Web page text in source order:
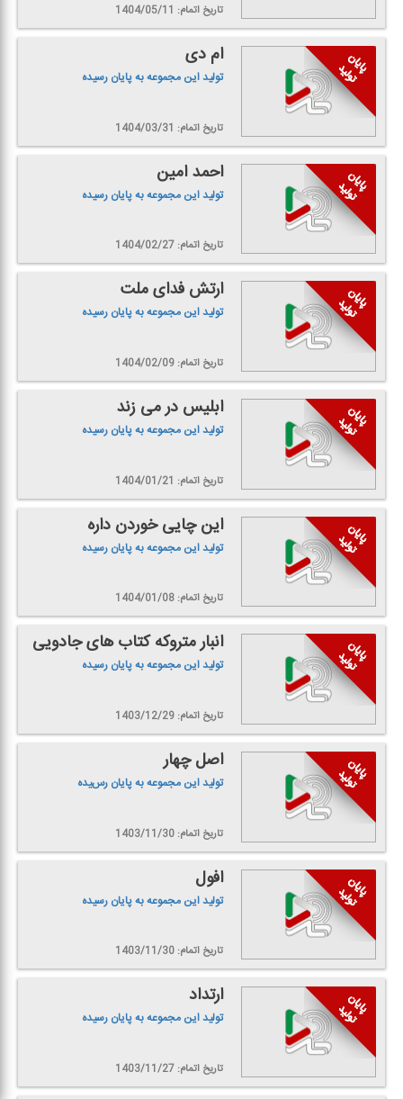
تاریخ اتمام: 1404/05/11
ام دی
تولید این مجموعه به پایان رسیده
تاریخ اتمام: 1404/03/31
احمد امین
تولید این مجموعه به پایان رسیده
تاریخ اتمام: 1404/02/27
ارتش فدای ملت
تولید این مجموعه به پایان رسیده
تاریخ اتمام: 1404/02/09
ابلیس در می زند
تولید این مجموعه به پایان رسیده
تاریخ اتمام: 1404/01/21
این چایی خوردن داره
تولید این مجموعه به پایان رسیده
تاریخ اتمام: 1404/01/08
انبار متروكه كتاب های جادویی
تولید این مجموعه به پایان رسیده
تاریخ اتمام: 1403/12/29
اصل چهار
تولید این مجموعه به پایان رسیده
تاریخ اتمام: 1403/11/30
افول
تولید این مجموعه به پایان رسیده
تاریخ اتمام: 1403/11/30
ارتداد
تولید این مجموعه به پایان رسیده
تاریخ اتمام: 1403/11/27